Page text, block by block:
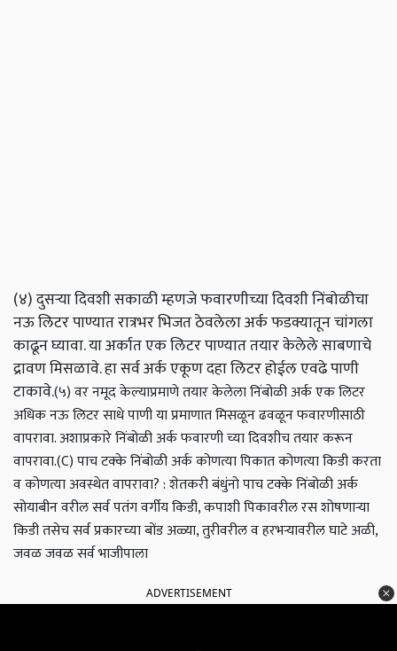
(४) दुसऱ्या दिवशी सकाळी म्हणजे फवारणीच्या दिवशी निंबोळीचा
नऊ लिटर पाण्यात रात्रभर भिजत ठेवलेला अर्क फडक्यातून चांगला
काढून घ्यावा. या अर्कात एक लिटर पाण्यात तयार केलेले साबणाचे
द्रावण मिसळावे. हा सर्व अर्क एकूण दहा लिटर होईल एवढे पाणी
टाकावे.(५) वर नमूद केल्याप्रमाणे तयार केलेला निंबोळी अर्क एक लिटर
अधिक नऊ लिटर साधे पाणी या प्रमाणात मिसळून ढवळून फवारणीसाठी
वापरावा. अशाप्रकारे निंबोळी अर्क फवारणी च्या दिवशीच तयार करून
वापरावा.(C) पाच टक्के निंबोळी अर्क कोणत्या पिकात कोणत्या किडी करता
व कोणत्या अवस्थेत वापरावा? : शेतकरी बंधुंनो पाच टक्के निंबोळी अर्क
सोयाबीन वरील सर्व पतंग वर्गीय किडी, कपाशी पिकावरील रस शोषणाऱ्या
किडी तसेच सर्व प्रकारच्या बोंड अळ्या, तुरीवरील व हरभऱ्यावरील घाटे अळी,
जवळ जवळ सर्व भाजीपाला
ADVERTISEMENT